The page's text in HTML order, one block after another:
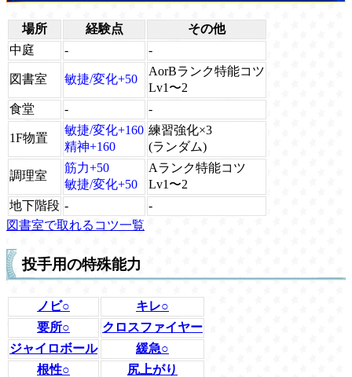
場所 経験点
その他
中庭
- -
図書室 敏捷/変化+50
AorBランク特能コツ
Lv1〜2
食堂
- -
1F物置
敏捷/変化+160
精神+160
練習強化×3
(ランダム)
調理室
筋力+50
敏捷/変化+50
Aランク特能コツ
Lv1〜2
地下階段 -
-
図書室で取れるコツ一覧
投手用の特殊能力
ノビ○
キレ○
要所○
クロスファイヤー
ジャイロボール
緩急○
根性○
尻上がり